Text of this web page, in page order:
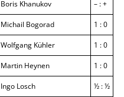
Boris Khanukov – : +
Michail Bogorad 1 : 0
Wolfgang Kühler 1 : 0
Martin Heynen 1 : 0
Ingo Losch ½ : ½